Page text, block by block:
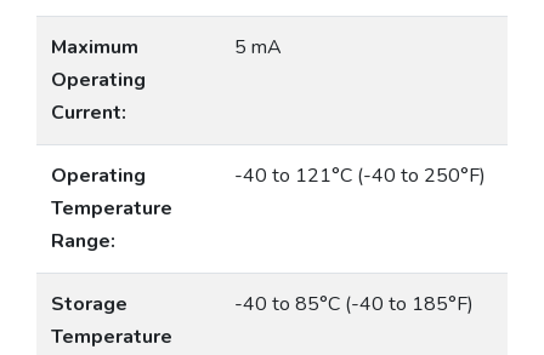
Maximum
Operating
Current:
5 mA
Operating
Temperature
Range:
-40 to 121°C (-40 to 250°F)
Storage
Temperature
-40 to 85°C (-40 to 185°F)